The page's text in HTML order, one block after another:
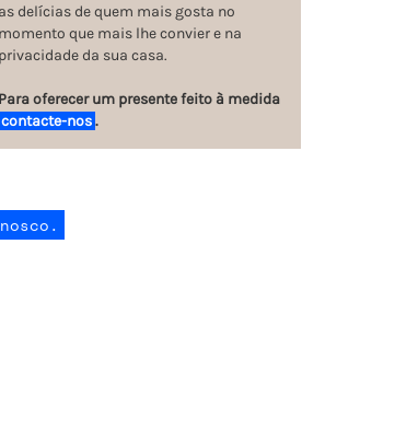
as delícias de quem mais gosta no
momento que mais lhe convier e na
privacidade da sua casa.
Para oferecer um presente feito à medida
contacte-nos.